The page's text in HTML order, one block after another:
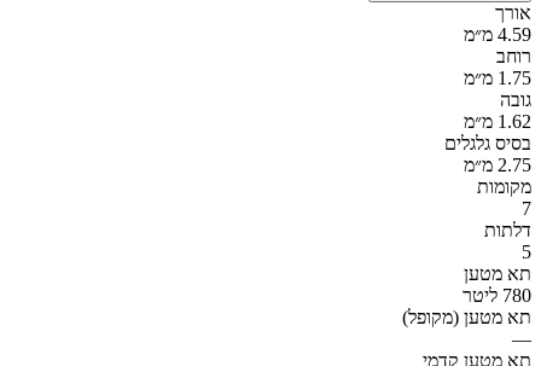
אורך
4.59 מ״מ
רוחב
1.75 מ״מ
גובה
1.62 מ״מ
בסיס גלגלים
2.75 מ״מ
מקומות
7
דלתות
5
תא מטען
780 ליטר
תא מטען (מקופל)
—
תא מטען קדמי